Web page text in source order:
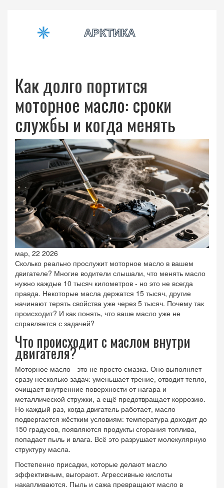
Как долго портится
моторное масло: сроки
службы и когда менять
мар, 22 2026
Сколько реально прослужит моторное масло в вашем
двигателе? Многие водители слышали, что менять масло
нужно каждые 10 тысяч километров - но это не всегда
правда. Некоторые масла держатся 15 тысяч, другие
начинают терять свойства уже через 5 тысяч. Почему так
происходит? И как понять, что ваше масло уже не
справляется с задачей?
Что происходит с маслом внутри
двигателя?
Моторное масло - это не просто смазка. Оно выполняет
сразу несколько задач: уменьшает трение, отводит тепло,
очищает внутренние поверхности от нагара и
металлической стружки, а ещё предотвращает коррозию.
Но каждый раз, когда двигатель работает, масло
подвергается жёстким условиям: температура доходит до
150 градусов, появляются продукты сгорания топлива,
попадает пыль и влага. Всё это разрушает молекулярную
структуру масла.
Постепенно присадки, которые делают масло
эффективным, выгорают. Агрессивные кислоты
накапливаются. Пыль и сажа превращают масло в